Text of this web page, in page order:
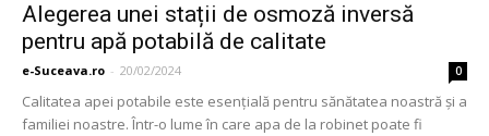
Alegerea unei stații de osmoză inversă
pentru apă potabilă de calitate
e-Suceava.ro - 20/02/2024 0
Calitatea apei potabile este esențială pentru sănătatea noastră și a
familiei noastre. Într-o lume în care apa de la robinet poate fi